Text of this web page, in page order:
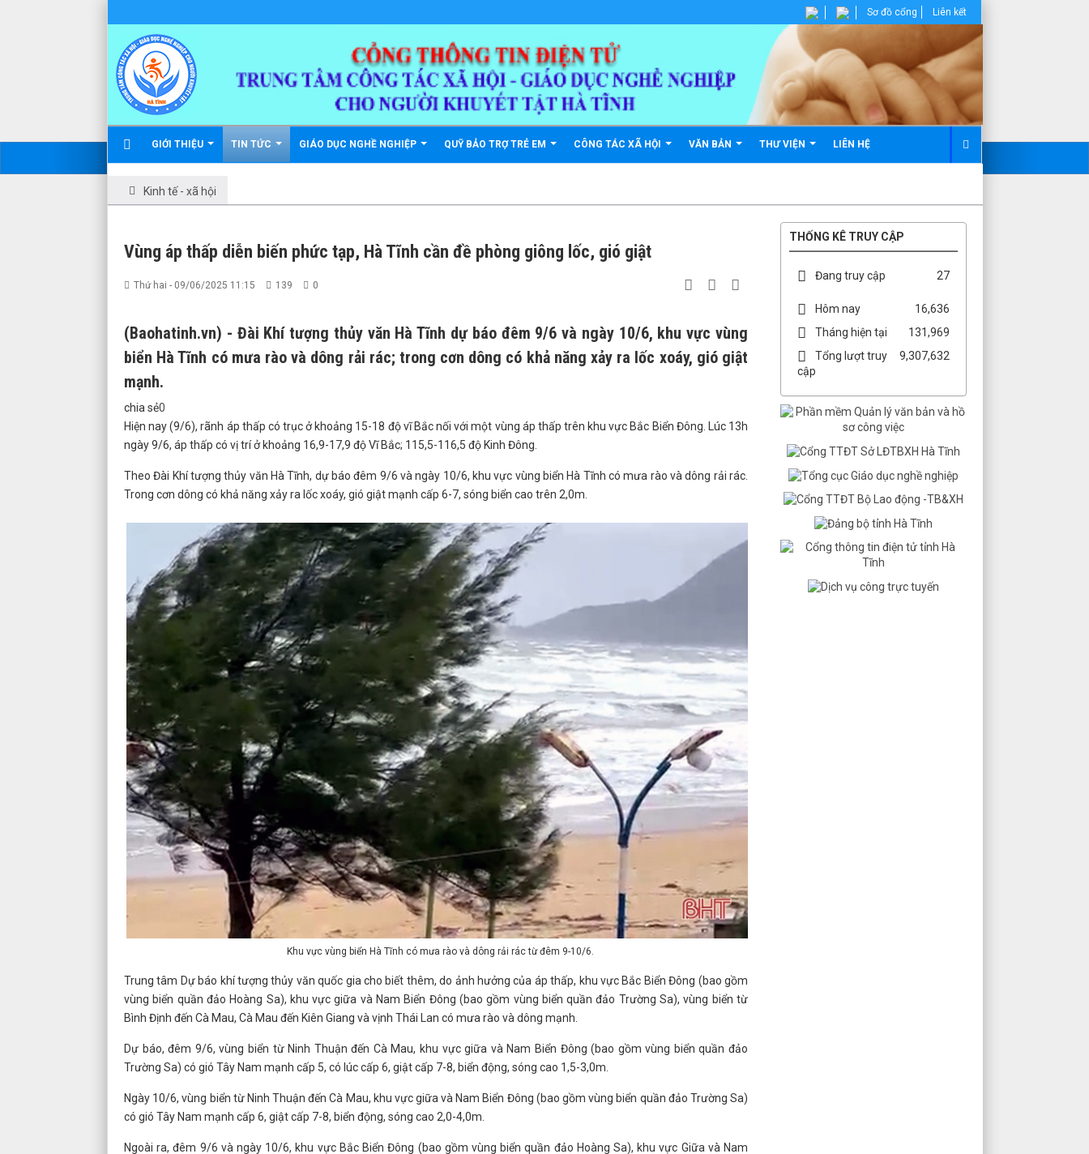
GIỚI THIỆU TIN TỨC GIÁO DỤC NGHỀ NGHIỆP QUỸ BẢO TRỢ TRẺ EM CÔNG TÁC XÃ HỘI VĂN BẢN THƯ VIỆN LIÊN HỆ
Sơ đồ cổng Liên kết
Kinh tế - xã hội
Vùng áp thấp diễn biến phức tạp, Hà Tĩnh cần đề phòng giông lốc, gió giật
Thứ hai - 09/06/2025 11:15 139 0
(Baohatinh.vn) - Đài Khí tượng thủy văn Hà Tĩnh dự báo đêm 9/6 và ngày 10/6, khu vực vùng
biển Hà Tĩnh có mưa rào và dông rải rác; trong cơn dông có khả năng xảy ra lốc xoáy, gió giật
mạnh.
chia sẻ0
Hiện nay (9/6), rãnh áp thấp có trục ở khoảng 15-18 độ vĩ Bắc nối với một vùng áp thấp trên khu vực Bắc Biển Đông. Lúc 13h
ngày 9/6, áp thấp có vị trí ở khoảng 16,9-17,9 độ Vĩ Bắc; 115,5-116,5 độ Kinh Đông.
Theo Đài Khí tượng thủy văn Hà Tĩnh, dự báo đêm 9/6 và ngày 10/6, khu vực vùng biển Hà Tĩnh có mưa rào và dông rải rác.
Trong cơn dông có khả năng xảy ra lốc xoáy, gió giật mạnh cấp 6-7, sóng biển cao trên 2,0m.
Khu vực vùng biển Hà Tĩnh có mưa rào và dông rải rác từ đêm 9-10/6.
Trung tâm Dự báo khí tượng thủy văn quốc gia cho biết thêm, do ảnh hưởng của áp thấp, khu vực Bắc Biển Đông (bao gồm
vùng biển quần đảo Hoàng Sa), khu vực giữa và Nam Biển Đông (bao gồm vùng biển quần đảo Trường Sa), vùng biển từ
Bình Định đến Cà Mau, Cà Mau đến Kiên Giang và vịnh Thái Lan có mưa rào và dông mạnh.
Dự báo, đêm 9/6, vùng biển từ Ninh Thuận đến Cà Mau, khu vực giữa và Nam Biển Đông (bao gồm vùng biển quần đảo
Trường Sa) có gió Tây Nam mạnh cấp 5, có lúc cấp 6, giật cấp 7-8, biển động, sóng cao 1,5-3,0m.
Ngày 10/6, vùng biển từ Ninh Thuận đến Cà Mau, khu vực giữa và Nam Biển Đông (bao gồm vùng biển quần đảo Trường Sa)
có gió Tây Nam mạnh cấp 6, giật cấp 7-8, biển động, sóng cao 2,0-4,0m.
Ngoài ra, đêm 9/6 và ngày 10/6, khu vực Bắc Biển Đông (bao gồm vùng biển quần đảo Hoàng Sa), khu vực Giữa và Nam
THỐNG KÊ TRUY CẬP
Đang truy cập 27
Hôm nay
16,636
Tháng hiện tại
131,969
Tổng lượt truy
cập
9,307,632